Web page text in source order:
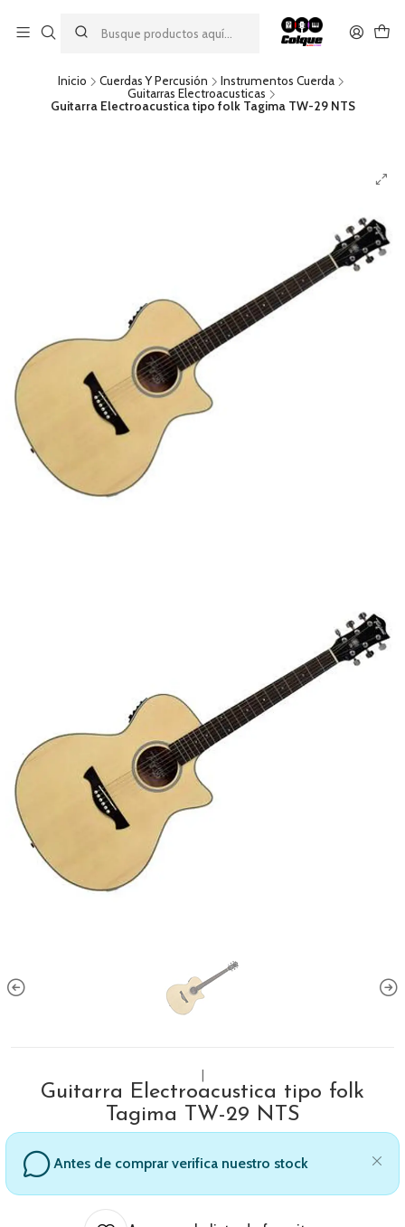
descuento por pago con transferencia bancaria
por una compra mínima de $49.990. Este descuento no es
acumulable a otras promociones ni aplicable a gastos de envío.
Inicio Cuerdas Y Percusión
Instrumentos Cuerda
Guitarras Electroacusticas
Guitarra Electroacustica tipo folk Tagima TW-29 NTS
Guitarra Electroacustica tipo folk
Tagima TW-29 NTS
Antes de comprar verifica nuestro stock